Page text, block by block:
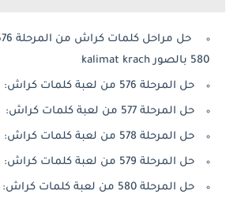
580 بالصور kalimat krach
حل المرحلة 576 من لعبة كلمات كراش:
حل المرحلة 577 من لعبة كلمات كراش:
حل المرحلة 578 من لعبة كلمات كراش:
حل المرحلة 579 من لعبة كلمات كراش:
حل المرحلة 580 من لعبة كلمات كراش: